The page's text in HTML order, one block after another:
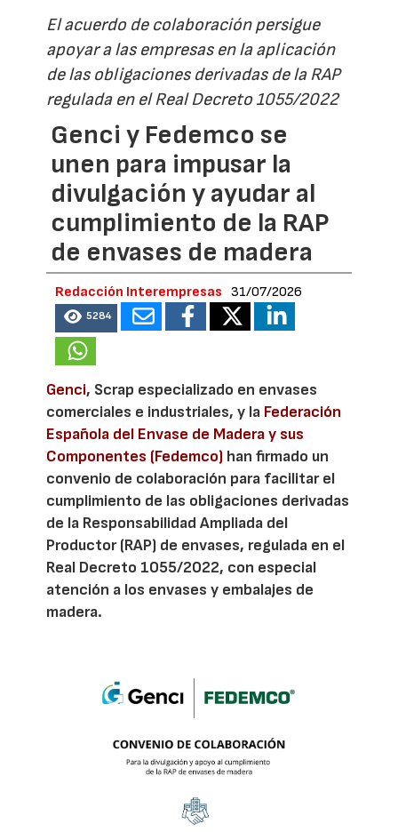
El acuerdo de colaboración persigue
apoyar a las empresas en la aplicación
de las obligaciones derivadas de la RAP
regulada en el Real Decreto 1055/2022
Genci y Fedemco se
unen para impusar la
divulgación y ayudar al
cumplimiento de la RAP
de envases de madera
Redacción Interempresas 31/07/2026
5284
Genci, Scrap especializado en envases
comerciales e industriales, y la Federación
Española del Envase de Madera y sus
Componentes (Fedemco) han firmado un
convenio de colaboración para facilitar el
cumplimiento de las obligaciones derivadas
de la Responsabilidad Ampliada del
Productor (RAP) de envases, regulada en el
Real Decreto 1055/2022, con especial
atención a los envases y embalajes de
madera.